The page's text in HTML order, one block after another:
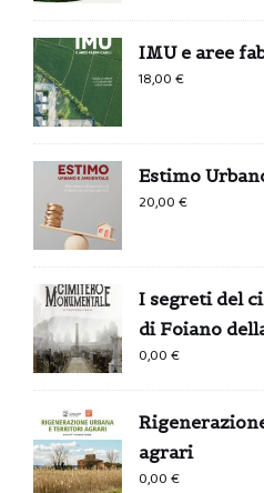
IMU e aree
18,00€
Estimo
20,00€
I segreti del
di Foiano
0,00€
agrari
0,00€